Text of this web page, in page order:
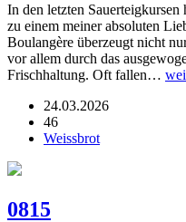
In den letzten
zu einem meiner absoluten
Boulangère überzeugt nicht
vor allem durch das
Frischhaltung. Oft fallen…
24.03.2026
46
Weissbrot
0815